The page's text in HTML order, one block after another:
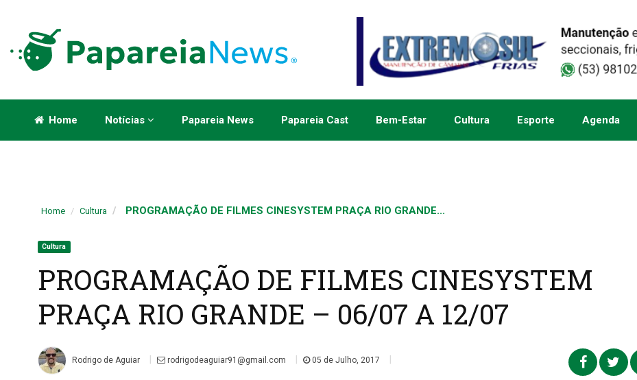
Home Notícias Papareia News Papareia Cast Bem-Estar Cultura Esporte Agenda
Home Cultura PROGRAMAÇÃO DE FILMES CINESYSTEM PRAÇA RIO GRANDE...
Cultura
PROGRAMAÇÃO DE FILMES CINESYSTEM
PRAÇA RIO GRANDE – 06/07 A 12/07
Rodrigo de Aguiar | rodrigodeaguiar91@gmail.com | 05 de Julho, 2017 |